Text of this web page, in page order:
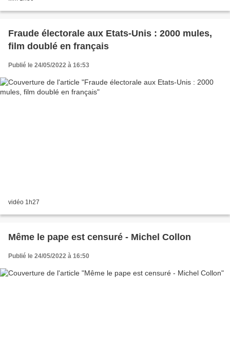
Fraude électorale aux Etats-Unis : 2000 mules,
film doublé en français
Publié le 24/05/2022 à 16:53
vidéo 1h27
Même le pape est censuré - Michel Collon
Publié le 24/05/2022 à 16:50